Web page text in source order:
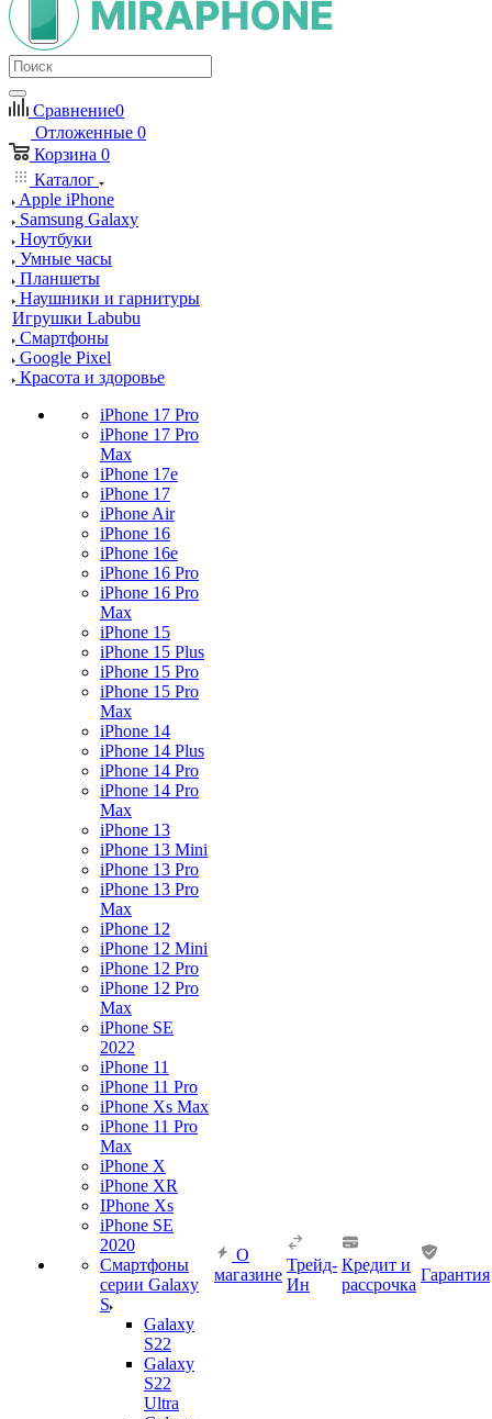
Сравнение0
Отложенные 0
Корзина 0
Каталог
Apple iPhone
Samsung Galaxy
Ноутбуки
Умные часы
Планшеты
Наушники и гарнитуры
Игрушки Labubu
Смартфоны
Google Pixel
Красота и здоровье
iPhone 17 Pro
iPhone 17 Pro
Max
iPhone 17e
iPhone 17
iPhone Air
iPhone 16
iPhone 16e
iPhone 16 Pro
iPhone 16 Pro
Max
iPhone 15
iPhone 15 Plus
iPhone 15 Pro
iPhone 15 Pro
Max
iPhone 14
iPhone 14 Plus
iPhone 14 Pro
iPhone 14 Pro
Max
iPhone 13
iPhone 13 Mini
iPhone 13 Pro
iPhone 13 Pro
Max
iPhone 12
iPhone 12 Mini
iPhone 12 Pro
iPhone 12 Pro
Max
iPhone SE
2022
iPhone 11
iPhone 11 Pro
iPhone Xs Max
iPhone 11 Pro
Max
iPhone X
iPhone XR
IPhone Xs
iPhone SE
2020
Смартфоны
серии Galaxy
S
Galaxy
S22
Galaxy
S22
Ultra
О
магазине
Трейд-
Ин
Кредит и
рассрочка
Гарантия